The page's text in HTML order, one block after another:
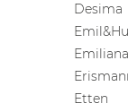
Desima
Etten